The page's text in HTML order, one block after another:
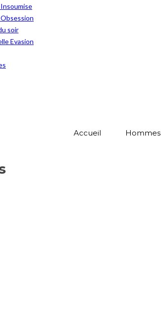
soir
Evasion
Accueil Hommes